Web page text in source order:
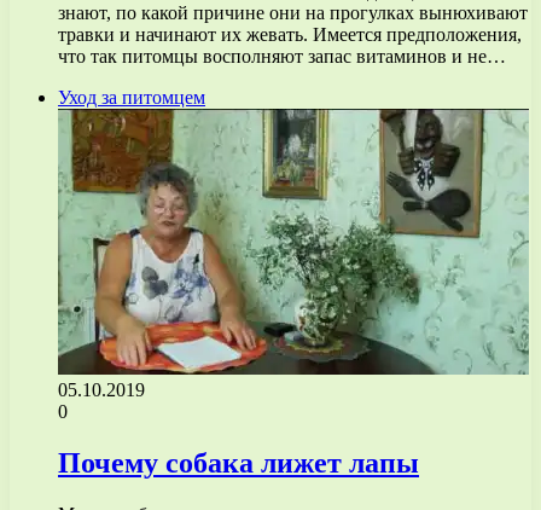
знают, по какой причине они на прогулках вынюхивают
травки и начинают их жевать. Имеется предположения,
что так питомцы восполняют запас витаминов и не…
Уход за питомцем
05.10.2019
0
Почему собака лижет лапы